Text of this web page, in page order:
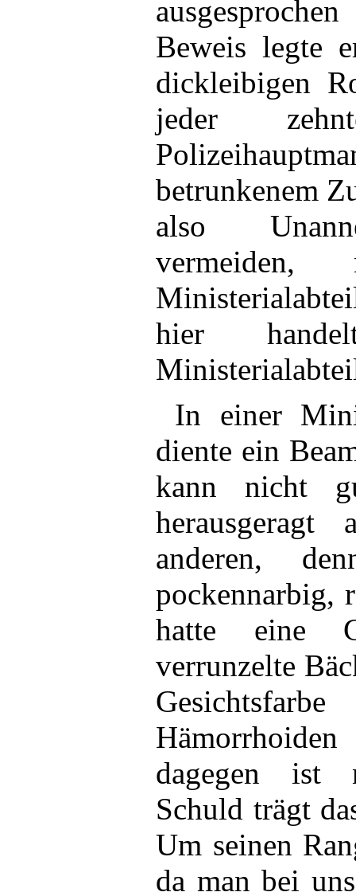
Beweis legte
dickleibigen
jeder
betrunkenem
also
hier
In einer
diente ein
kann nicht
anderen,
pockennarbig,
hatte eine
verrunzelte
dagegen ist
Schuld trägt
Um seinen
da man bei